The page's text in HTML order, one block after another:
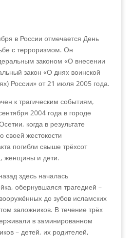
в России отмечается День
с терроризмом. Он
законом «О внесении
закон «О днях воинской
России» от 21 июля 2005 года.
к трагическим событиям,
2004 года в городе
когда в результате
своей жестокости
погибли свыше трёхсот
женщины и дети.
здесь началась
обернувшаяся трагедией –
до зубов исламских
заложников. В течение трёх
в заминированном
– детей, их родителей,